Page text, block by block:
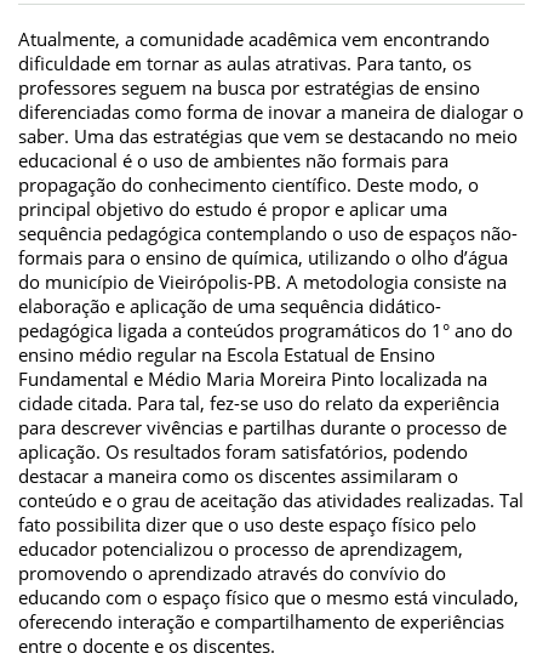
Atualmente, a comunidade acadêmica vem encontrando
dificuldade em tornar as aulas atrativas. Para tanto, os
professores seguem na busca por estratégias de ensino
diferenciadas como forma de inovar a maneira de dialogar o
saber. Uma das estratégias que vem se destacando no meio
educacional é o uso de ambientes não formais para
propagação do conhecimento científico. Deste modo, o
principal objetivo do estudo é propor e aplicar uma
sequência pedagógica contemplando o uso de espaços não-
formais para o ensino de química, utilizando o olho d’água
do município de Vieirópolis-PB. A metodologia consiste na
elaboração e aplicação de uma sequência didático-
pedagógica ligada a conteúdos programáticos do 1° ano do
ensino médio regular na Escola Estatual de Ensino
Fundamental e Médio Maria Moreira Pinto localizada na
cidade citada. Para tal, fez-se uso do relato da experiência
para descrever vivências e partilhas durante o processo de
aplicação. Os resultados foram satisfatórios, podendo
destacar a maneira como os discentes assimilaram o
conteúdo e o grau de aceitação das atividades realizadas. Tal
fato possibilita dizer que o uso deste espaço físico pelo
educador potencializou o processo de aprendizagem,
promovendo o aprendizado através do convívio do
educando com o espaço físico que o mesmo está vinculado,
oferecendo interação e compartilhamento de experiências
entre o docente e os discentes.